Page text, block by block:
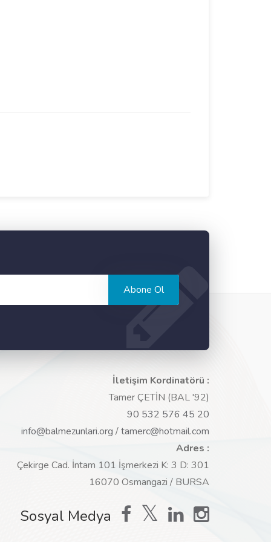
Abone Ol
İletişim Kordinatörü :
Tamer ÇETİN (BAL '92)
90 532 576 45 20
info@balmezunlari.org /tamerc@hotmail.com
Adres :
Çekirge Cad. İntam 101 İşmerkezi K: 3 D: 301
16070 Osmangazi / BURSA
Sosyal Medya